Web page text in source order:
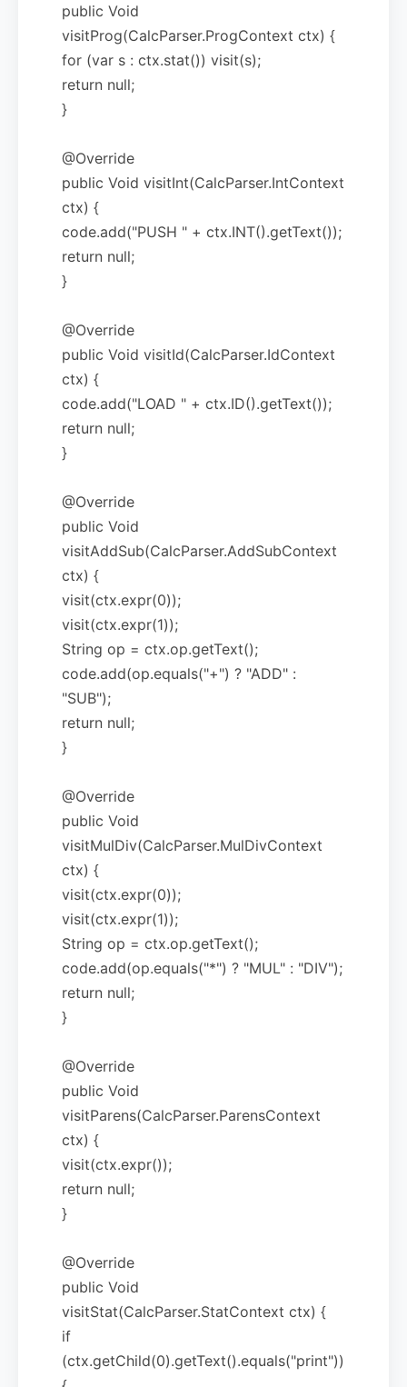
public Void
visitProg(CalcParser.ProgContext ctx) {
for (var s : ctx.stat()) visit(s);
return null;
}
@Override
public Void visitInt(CalcParser.IntContext
ctx) {
code.add("PUSH " + ctx.INT().getText());
return null;
}
@Override
public Void visitId(CalcParser.IdContext
ctx) {
code.add("LOAD " + ctx.ID().getText());
return null;
}
@Override
public Void
visitAddSub(CalcParser.AddSubContext
ctx) {
visit(ctx.expr(0));
visit(ctx.expr(1));
String op = ctx.op.getText();
code.add(op.equals("+") ? "ADD" :
"SUB");
return null;
}
@Override
public Void
visitMulDiv(CalcParser.MulDivContext
ctx) {
visit(ctx.expr(0));
visit(ctx.expr(1));
String op = ctx.op.getText();
code.add(op.equals("*") ? "MUL" : "DIV");
return null;
}
@Override
public Void
visitParens(CalcParser.ParensContext
ctx) {
visit(ctx.expr());
return null;
}
@Override
public Void
visitStat(CalcParser.StatContext ctx) {
if
(ctx.getChild(0).getText().equals("print"))